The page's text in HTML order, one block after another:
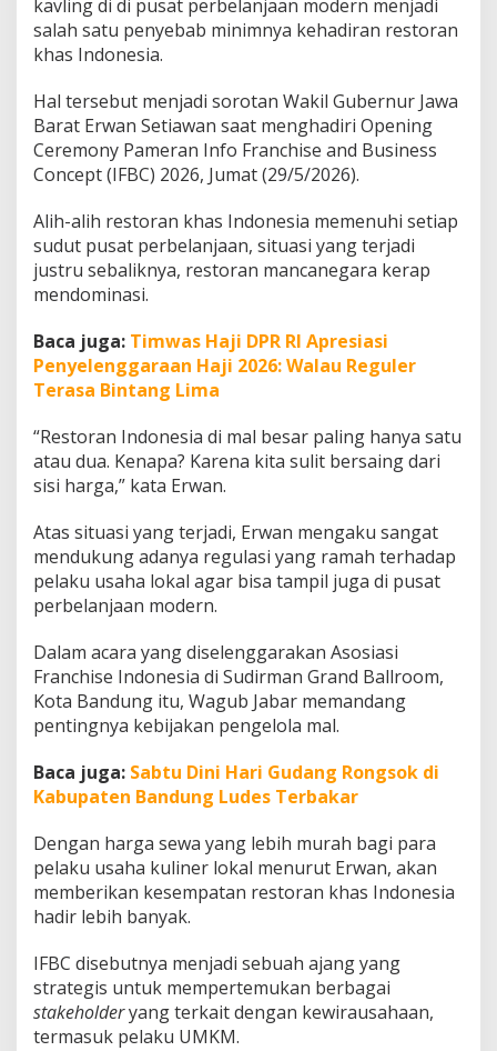
h
a
t
a
g
i
e
a
k
s
a
h
a
e
s
o
a
n
K
h
a
I
n
d
n
s
i
kavling di di pusat perbelanjaan modern menjadi
salah satu penyebab minimnya kehadiran restoran
khas Indonesia.
Hal tersebut menjadi sorotan Wakil Gubernur Jawa
Barat Erwan Setiawan saat menghadiri Opening
Ceremony Pameran Info Franchise and Business
Concept (IFBC) 2026, Jumat (29/5/2026).
Alih-alih restoran khas Indonesia memenuhi setiap
sudut pusat perbelanjaan, situasi yang terjadi
justru sebaliknya, restoran mancanegara kerap
mendominasi.
Baca juga: Timwas Haji DPR RI Apresiasi
Penyelenggaraan Haji 2026: Walau Reguler
Terasa Bintang Lima
“Restoran Indonesia di mal besar paling hanya satu
atau dua. Kenapa? Karena kita sulit bersaing dari
sisi harga,” kata Erwan.
Atas situasi yang terjadi, Erwan mengaku sangat
mendukung adanya regulasi yang ramah terhadap
pelaku usaha lokal agar bisa tampil juga di pusat
perbelanjaan modern.
Dalam acara yang diselenggarakan Asosiasi
Franchise Indonesia di Sudirman Grand Ballroom,
Kota Bandung itu, Wagub Jabar memandang
pentingnya kebijakan pengelola mal.
Baca juga: Sabtu Dini Hari Gudang Rongsok di
Kabupaten Bandung Ludes Terbakar
Dengan harga sewa yang lebih murah bagi para
pelaku usaha kuliner lokal menurut Erwan, akan
memberikan kesempatan restoran khas Indonesia
hadir lebih banyak.
IFBC disebutnya menjadi sebuah ajang yang
strategis untuk mempertemukan berbagai
stakeholderyang terkait dengan kewirausahaan,
termasuk pelaku UMKM.